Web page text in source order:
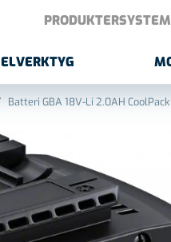
PRODUKTER
ELVERKTYG
Batteri GBA 18V-Li 2.0AH CoolPack